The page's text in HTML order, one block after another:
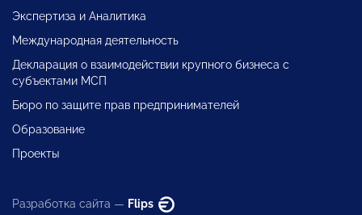
Экспертиза и Аналитика
Международная деятельность
Декларация о взаимодействии крупного бизнеса с
субъектами МСП
Бюро по защите прав предпринимателей
Образование
Проекты
Разработка сайта — Flips